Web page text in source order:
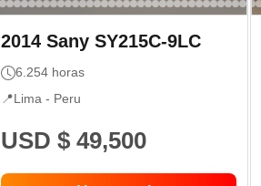
2014 Sany SY215C-9LC
6.254 horas
📍Lima - Peru
USD $ 49,500